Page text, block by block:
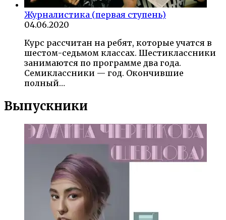
Журналистика (первая ступень)
04.06.2020
Курс рассчитан на ребят, которые учатся в
шестом-седьмом классах. Шестиклассники
занимаются по программе два года.
Семиклассники — год. Окончившие
полный…
Выпускники